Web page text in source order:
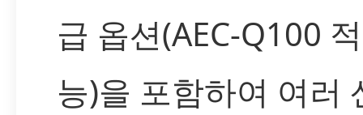
급 옵션(AEC-Q100
능)을 포함하여 여러